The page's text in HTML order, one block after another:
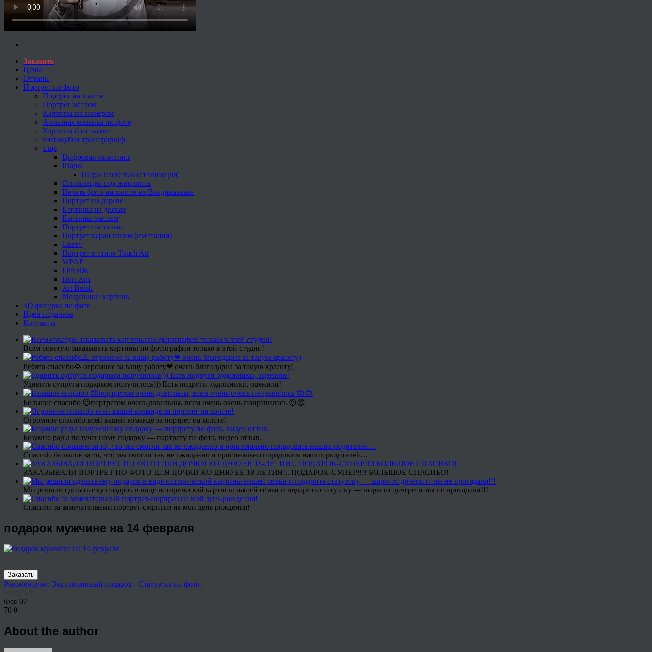
Заказать
Цены
Отзывы
Портрет по фото
Портрет на холсте
Портрет маслом
Картины по номерам
Алмазная мозаика по фото
Картины блестками
Фотокубик трансформер
Еще
Цифровая живопись
Шарж
Шарж пастелью (стилизация)
Стилизация под живопись
Печать фото на холсте во Владикавказе
Портрет на дереве
Картины на досках
Картины маслом
Портрет пастелью
Портрет карандашом (имитация)
Скетч
Портрет в стиле Touch Art
WPAP
ГРАНЖ
Поп Арт
Art Brush
Модульные картины
3D фигурка по фото
Идеи подарков
Контакты
Всем советую заказывать картины по фотографии только в этой студии!
Ребята спасибо🙏 огромное за вашу работу❤ очень благодарна за такую красоту)
Удивить супруга подарком получилось))) Есть подруги-художники, оценили!
Большое спасибо 😍портретом очень довольны, всем очень очень понравилось 😍😍
Огромное спасибо всей вашей команде за портрет на холсте!
Безумно рады полученному подарку — портрету по фото, видео отзыв.
Спасибо большое за то, что мы смогли так не ожиданно и оригинально порадовать наших родителей…
ЗАКАЗЫВАЛИ ПОРТРЕТ ПО ФОТО ДЛЯ ДОЧКИ КО ДНЮ ЕЕ 18-ЛЕТИЯ!.. ПОДАРОК-СУПЕР!!!! БОЛЬШОЕ СПАСИБО!
Мы решили сделать ему подарок в виде исторической картины нашей семьи и подарить статуэтку — шарж от дочери и мы не прогадали!!!
Спасибо за замечательный портрет-сюрприз на мой день рождения!
подарок мужчине на 14 февраля
Заказать
Рекомендуем: Эксклюзивный подарок - Статуэтка по фото.
Фев 07
70 0
About the author